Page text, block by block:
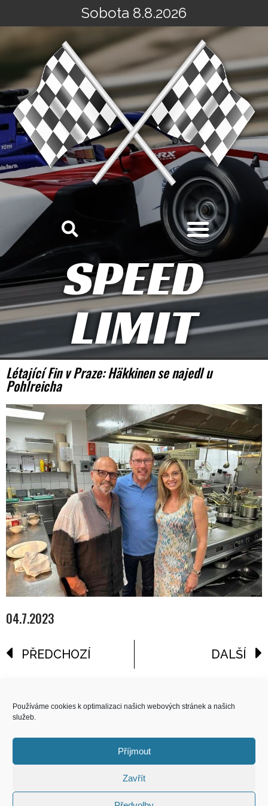
Používáme cookies k optimalizaci našich webových stránek a našich
služeb.
Příjmout
Zavřít
na
Sobota 8.8.2026
SPEED
LIMIT
Létající Fin v Praze: Häkkinen se najedl u
Pohlreicha
04.7.2023
PŘEDCHOZÍ DALŠÍ
COPYRIGHT
© 2026 Speed Limit,
All Rights Reserved